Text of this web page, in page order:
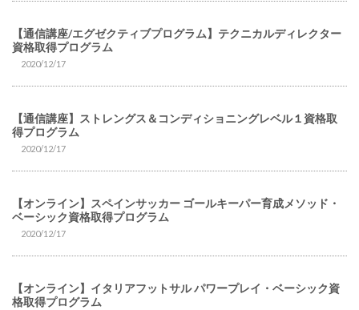
【通信講座/エグゼクティブプログラム】テクニカルディレクター
資格取得プログラム
2020/12/17
【通信講座】ストレングス＆コンディショニングレベル１資格取
得プログラム
2020/12/17
【オンライン】スペインサッカー ゴールキーパー育成メソッド・
ベーシック資格取得プログラム
2020/12/17
【オンライン】イタリアフットサル パワープレイ・ベーシック資
格取得プログラム